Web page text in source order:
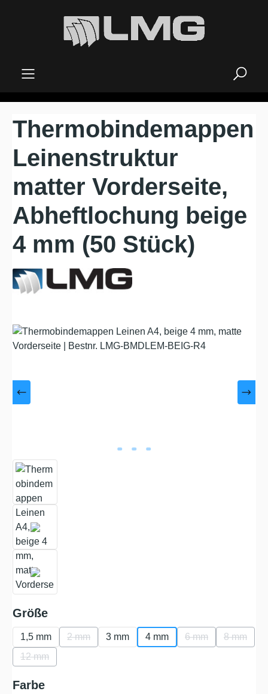
Thermobindemappen
Leinenstruktur
matter Vorderseite,
Abheftlochung beige
4 mm (50 Stück)
Bildergalerie überspringen
Größeauswählen
1,5 mm 2 mm
(Diese Option ist zurzeit nicht verfügbar.)
3 mm 4 mm 6 mm
(Diese Option ist
8 mm
(Diese
12 mm
(Diese Option ist zurzeit nicht verfügbar.)
Farbeauswählen